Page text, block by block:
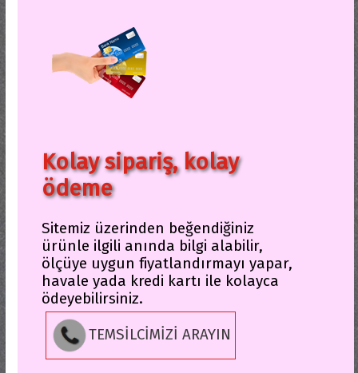
Kolay sipariş, kolay
ödeme
Sitemiz üzerinden beğendiğiniz
ürünle ilgili anında bilgi alabilir,
ölçüye uygun fiyatlandırmayı yapar,
havale yada kredi kartı ile kolayca
ödeyebilirsiniz.
TEMSİLCİMİZİ ARAYIN